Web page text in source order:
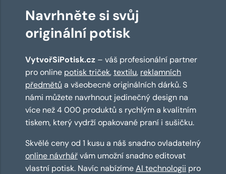
Navrhněte si svůj
originální potisk
VytvořSiPotisk.cz – váš profesionální partner
pro online potisk triček,textilu, reklamních
předmětů a všeobecně originálních dárků. S
námi můžete navrhnout jedinečný design na
více než 4 000 produktů s rychlým a kvalitním
tiskem, který vydrží opakované praní i sušičku.
Skvělé ceny od 1 kusu a náš snadno ovladatelný
online návrhářvám umožní snadno editovat
vlastní potisk. Navíc nabízímeAI technologii pro